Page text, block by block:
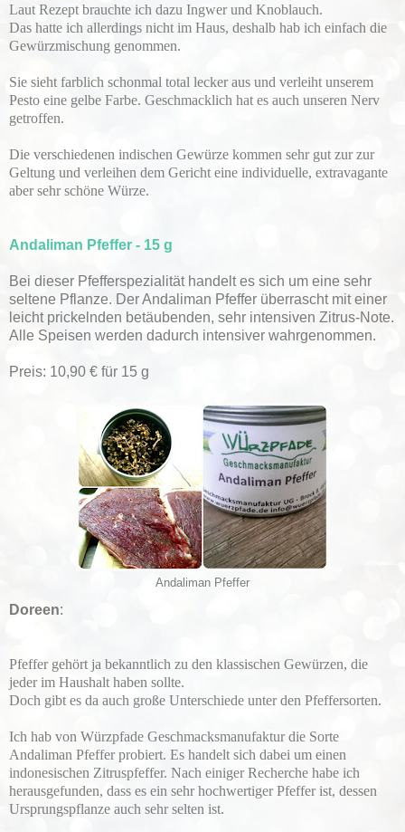
Laut Rezept brauchte ich dazu Ingwer und Knoblauch.
Das hatte ich allerdings nicht im Haus, deshalb hab ich einfach die
Gewürzmischung genommen.
Sie sieht farblich schonmal total lecker aus und verleiht unserem
Pesto eine gelbe Farbe. Geschmacklich hat es auch unseren Nerv
getroffen.
Die verschiedenen indischen Gewürze kommen sehr gut zur zur
Geltung und verleihen dem Gericht eine individuelle, extravagante
aber sehr schöne Würze.
Andaliman Pfeffer - 15 g
Bei dieser Pfefferspezialität handelt es sich um eine sehr
seltene Pflanze. Der Andaliman Pfeffer überrascht mit einer
leicht prickelnden betäubenden, sehr intensiven Zitrus-Note.
Alle Speisen werden dadurch intensiver wahrgenommen.
Preis: 10,90 € für 15 g
Andaliman Pfeffer
Doreen:
Pfeffer gehört ja bekanntlich zu den klassischen Gewürzen, die
jeder im Haushalt haben sollte.
Doch gibt es da auch große Unterschiede unter den Pfeffersorten.
Ich hab von Würzpfade Geschmacksmanufaktur die Sorte
Andaliman Pfeffer probiert. Es handelt sich dabei um einen
indonesischen Zitruspfeffer. Nach einiger Recherche habe ich
herausgefunden, dass es ein sehr hochwertiger Pfeffer ist, dessen
Ursprungspflanze auch sehr selten ist.